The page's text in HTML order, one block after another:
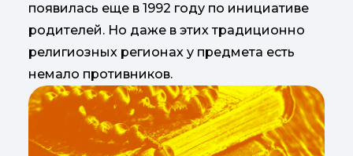
появилась еще в 1992 году по инициативе
родителей. Но даже в этих традиционно
религиозных регионах у предмета есть
немало противников.